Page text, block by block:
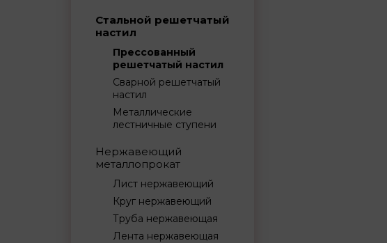
Стальной решетчатый
настил
Прессованный
решетчатый настил
Сварной решетчатый
настил
Металлические
лестничные ступени
Нержавеющий
металлопрокат
Лист нержавеющий
Круг нержавеющий
Труба нержавеющая
Лента нержавеющая